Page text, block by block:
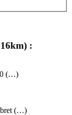
:
(…)
(…)